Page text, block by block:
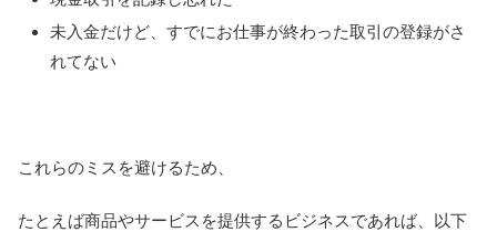
未入金だけど、すでにお仕事が終わった取引の登録がさ
れてない
これらのミスを避けるため、
たとえば商品やサービスを提供するビジネスであれば、以下